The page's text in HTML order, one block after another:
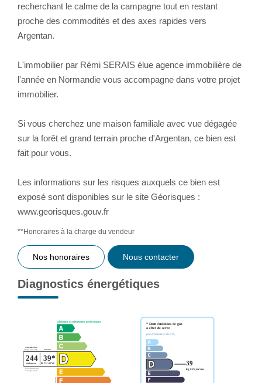
recherchant le calme de la campagne tout en restant
proche des commodités et des axes rapides vers
Argentan.
L'immobilier par Rémi SERAIS élue agence immobilière de
l'année en Normandie vous accompagne dans votre projet
immobilier.
Si vous cherchez une maison familiale avec vue dégagée
sur la forêt et grand terrain proche d'Argentan, ce bien est
fait pour vous.
Les informations sur les risques auxquels ce bien est
exposé sont disponibles sur le site Géorisques :
www.georisques.gouv.fr
**Honoraires à la charge du vendeur
Nos honoraires Nous contacter
Diagnostics énergétiques